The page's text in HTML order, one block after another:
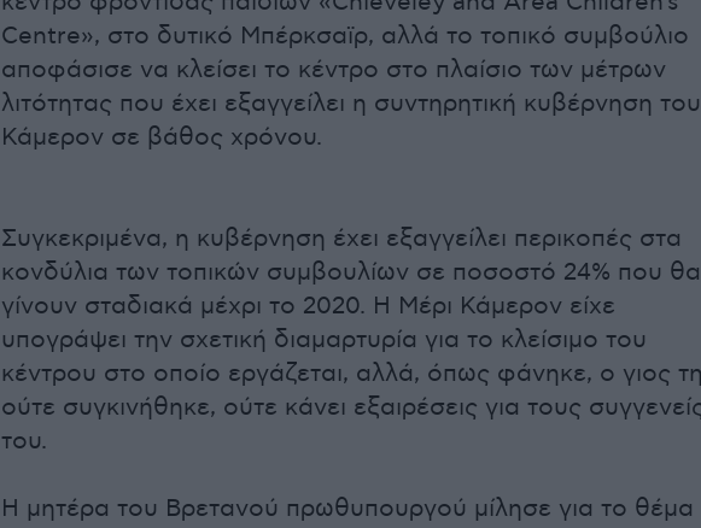
Centre», στο δυτικό Μπέρκσαϊρ, αλλά το τοπικό συμβούλιο
αποφάσισε να κλείσει το κέντρο στο πλαίσιο των μέτρων
λιτότητας που έχει εξαγγείλει η συντηρητική κυβέρνηση του
Κάμερον σε βάθος χρόνου.
Συγκεκριμένα, η κυβέρνηση έχει εξαγγείλει περικοπές στα
κονδύλια των τοπικών συμβουλίων σε ποσοστό 24% που θα
γίνουν σταδιακά μέχρι το 2020. Η Μέρι Κάμερον είχε
υπογράψει την σχετική διαμαρτυρία για το κλείσιμο του
κέντρου στο οποίο εργάζεται, αλλά, όπως φάνηκε, ο γιος
ούτε συγκινήθηκε, ούτε κάνει εξαιρέσεις για τους
του.
Η μητέρα του Βρετανού πρωθυπουργού μίλησε για το θέμα